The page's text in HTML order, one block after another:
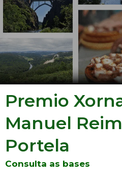
Premio
Manuel
Portela
Consulta as bases